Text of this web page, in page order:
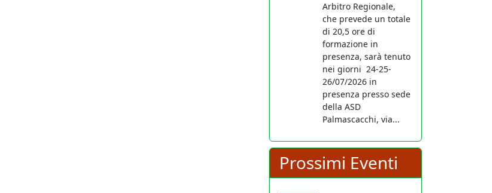
Arbitro Regionale,
che prevede un totale
di 20,5 ore di
formazione in
presenza, sarà tenuto
nei giorni 24-25-
26/07/2026 in
presenza presso sede
della ASD
Palmascacchi, via...
Prossimi Eventi